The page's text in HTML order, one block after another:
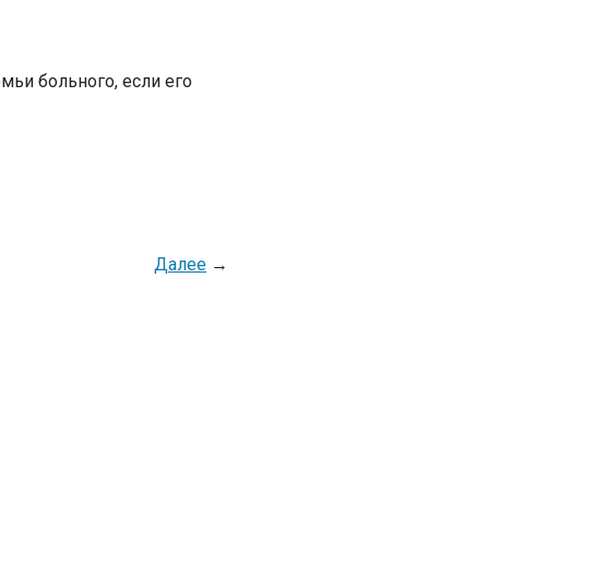
больного, если его
Далее→